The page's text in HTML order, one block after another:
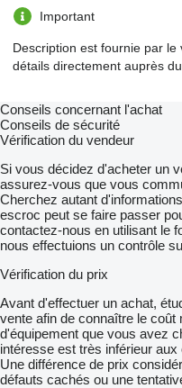
Important
Description est fournie par le
détails directement auprès
Conseils concernant l'achat
Conseils de sécurité
Vérification du vendeur
Si vous décidez d'acheter un
assurez-vous que vous
Cherchez autant
escroc peut se faire passer
contactez-nous en utilisant le
nous effectuions un contrôle
Vérification du prix
Avant d'effectuer un achat,
vente afin de connaître le
d'équipement que vous avez
intéresse est très inférieur
Une différence de prix
défauts cachés ou une